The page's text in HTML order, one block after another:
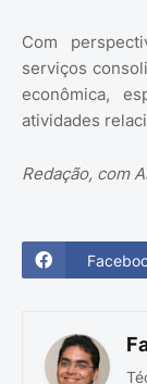
Com
serviços
econômica,
atividades
Redação, com